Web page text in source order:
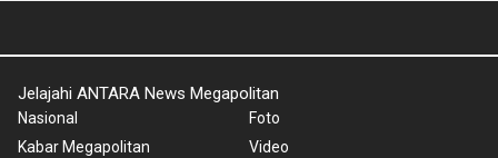
Jelajahi ANTARA News Megapolitan
Nasional
Kabar Megapolitan
Foto
Video